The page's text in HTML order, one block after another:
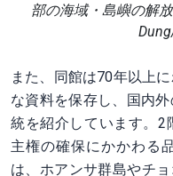
部の海域・島嶼の解
また、同館は70年以上
な資料を保存し、国内
統を紹介しています。2
主権の確保にかかわる
は、ホアンサ群島やチ